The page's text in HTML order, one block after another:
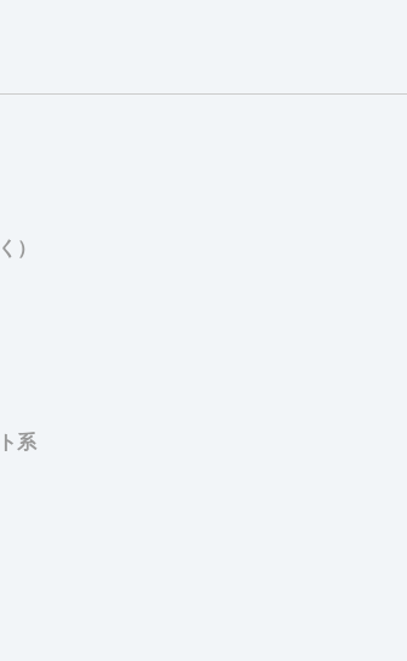
）
系